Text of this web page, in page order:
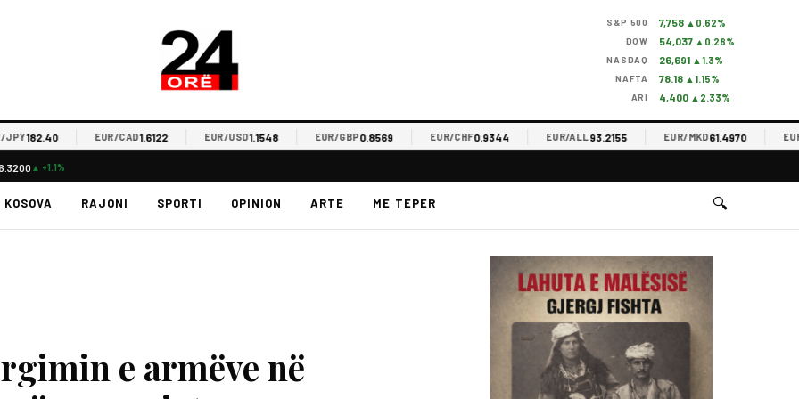
S&P 500 7,758 ▲0.62%
DOW 54,037 ▲0.28%
NASDAQ 26,691 ▲1.3%
NAFTA 78.18 ▲1.15%
ARI 4,400 ▲2.33%
182.40 EUR/CAD1.6122 EUR/USD1.1548 EUR/GBP0.8569 EUR/CHF0.9344 EUR/ALL93.2155 EUR/MKD61.4970 EUR/
▲ +1.1%
KOSOVA RAJONI SPORTI OPINION ARTE ME TEPER 🔍
e armëve në